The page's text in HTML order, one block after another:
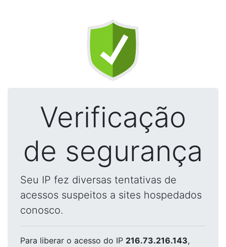
Verificação
de segurança
Seu IP fez diversas tentativas de
acessos suspeitos a sites hospedados
conosco.
Para liberar o acesso do IP 216.73.216.143,